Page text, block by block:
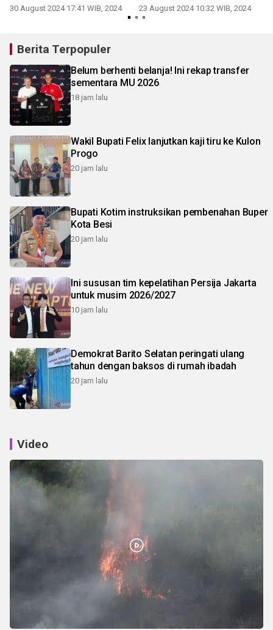
30 August 2024 17:41 WIB, 2024 23 August 2024 10:32 WIB, 2024
Berita Terpopuler
Belum berhenti belanja! Ini rekap transfer
sementara MU 2026
18 jam lalu
Wakil Bupati Felix lanjutkan kaji tiru ke Kulon
Progo
20 jam lalu
Bupati Kotim instruksikan pembenahan Buper
Kota Besi
20 jam lalu
Ini sususan tim kepelatihan Persija Jakarta
untuk musim 2026/2027
10 jam lalu
Demokrat Barito Selatan peringati ulang
tahun dengan baksos di rumah ibadah
20 jam lalu
Video